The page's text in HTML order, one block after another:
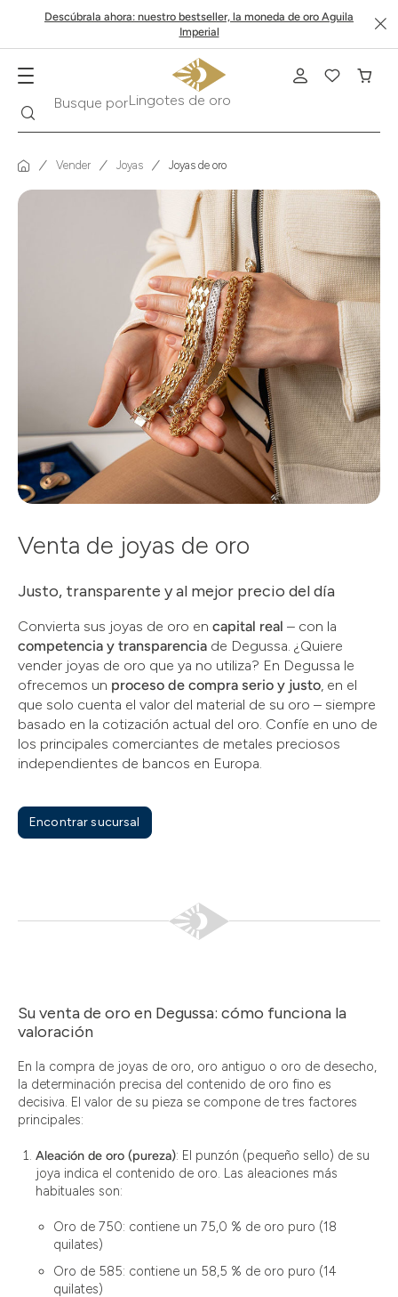
Descúbrala ahora: nuestro bestseller, la moneda de oro Aguila
Imperial
Busque porKrugerrand
Vender Joyas Joyas de oro
Venta de joyas de oro
Justo, transparente y al mejor precio del día
Convierta sus joyas de oro en capital real – con la
competencia y transparencia de Degussa. ¿Quiere
vender joyas de oro que ya no utiliza? En Degussa le
ofrecemos un proceso de compra serio y justo, en el
que solo cuenta el valor del material de su oro – siempre
basado en la cotización actual del oro. Confíe en uno de
los principales comerciantes de metales preciosos
independientes de bancos en Europa.
Encontrar sucursal
Su venta de oro en Degussa: cómo funciona la
valoración
En la compra de joyas de oro, oro antiguo o oro de desecho,
la determinación precisa del contenido de oro fino es
decisiva. El valor de su pieza se compone de tres factores
principales:
Aleación de oro (pureza): El punzón (pequeño sello) de su
joya indica el contenido de oro. Las aleaciones más
habituales son:
Oro de 750: contiene un 75,0 % de oro puro (18
quilates)
Oro de 585: contiene un 58,5 % de oro puro (14
quilates)